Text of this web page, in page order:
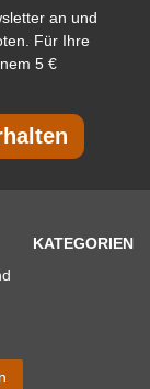
an und
Für Ihre
5 €
KATEGORIEN